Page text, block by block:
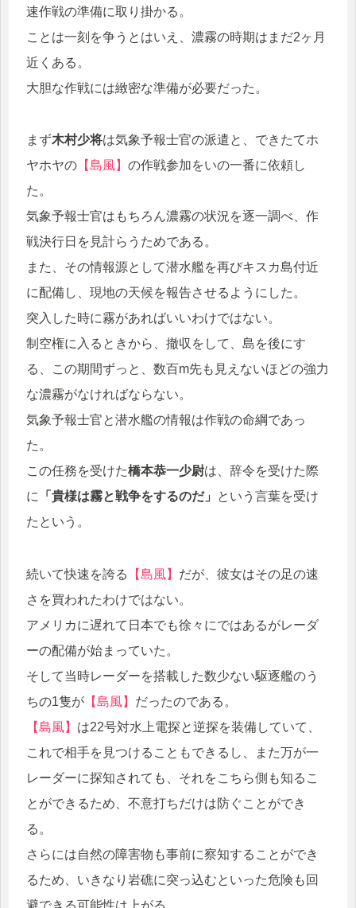
速作戦の準備に取り掛かる。
ことは一刻を争うとはいえ、濃霧の時期はまだ2ヶ月
近くある。
大胆な作戦には緻密な準備が必要だった。
まず木村少将は気象予報士官の派遣と、できたてホ
ヤホヤの 【島風】 の作戦参加をいの一番に依頼し
た。
気象予報士官はもちろん濃霧の状況を逐一調べ、作
戦決行日を見計らうためである。
また、その情報源として潜水艦を再びキスカ島付近
に配備し、現地の天候を報告させるようにした。
突入した時に霧があればいいわけではない。
制空権に入るときから、撤収をして、島を後にす
る、この期間ずっと、数百m先も見えないほどの強力
な濃霧がなければならない。
気象予報士官と潜水艦の情報は作戦の命綱であっ
た。
この任務を受けた橋本恭一少尉は、辞令を受けた際
に 「貴様は霧と戦争をするのだ」
という言葉を受け
たという。
続いて快速を誇る 【島風】 だが、彼女はその足の速
さを買われたわけではない。
アメリカに遅れて日本でも徐々にではあるがレーダ
ーの配備が始まっていた。
そして当時レーダーを搭載した数少ない駆逐艦のう
ちの1隻が 【島風】 だったのである。
【島風】 は22号対水上電探と逆探を装備していて、
これで相手を見つけることもできるし、また万が一
レーダーに探知されても、それをこちら側も知るこ
とができるため、不意打ちだけは防ぐことができ
る。
さらには自然の障害物も事前に察知することができ
るため、いきなり岩礁に突っ込むといった危険も回
避できる可能性は上がる。